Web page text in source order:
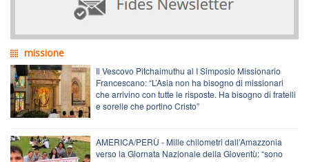
missione
Il Vescovo Pitchaimuthu al I Simposio Missionario
Francescano: “L’Asia non ha bisogno di missionari
che arrivino con tutte le risposte. Ha bisogno di fratelli
e sorelle che portino Cristo”
AMERICA/PERÙ - Mille chilometri dall’Amazzonia
verso la Giornata Nazionale della Gioventù: “sono